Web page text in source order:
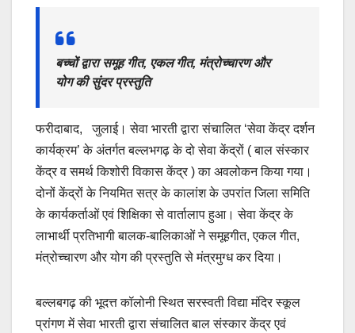
बच्चों द्वारा समूह गीत, एकल गीत, मंत्रोच्चारण और
योग की सुंदर प्रस्तुति
फरीदाबाद, जुलाई। सेवा भारती द्वारा संचालित ‘सेवा केंद्र दर्शन
कार्यक्रम’ के अंतर्गत बल्लभगढ़ के दो सेवा केंद्रों ( बाल संस्कार
केंद्र व समर्थ किशोरी विकास केंद्र ) का अवलोकन किया गया।
दोनों केंद्रों के नियमित सत्र के कालांश के उपरांत जिला समिति
के कार्यकर्ताओं एवं शिक्षिका से वार्तालाप हुआ। सेवा केंद्र के
लाभार्थी प्रतिभागी बालक-बालिकाओं ने समूहगीत, एकल गीत,
मंत्रोच्चारण और योग की प्रस्तुति से मंत्रमुग्ध कर दिया।
बल्लबगढ़ की भूदत्त कॉलोनी स्थित सरस्वती विद्या मंदिर स्कूल
प्रांगण में सेवा भारती द्वारा संचालित बाल संस्कार केंद्र एवं